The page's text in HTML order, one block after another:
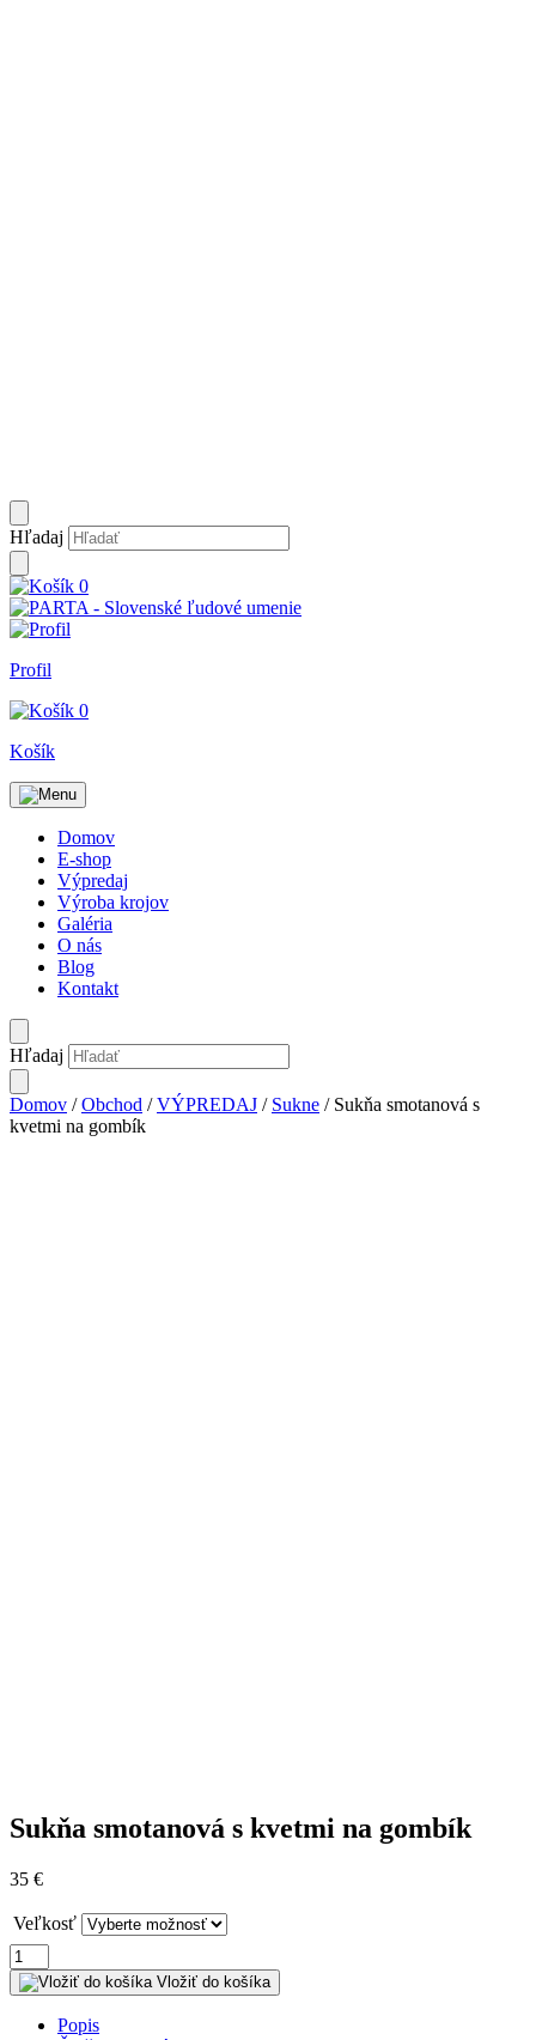
Hľadaj
0
Profil
0
Košík
Domov
E-shop
Výpredaj
Výroba krojov
Galéria
O nás
Blog
Kontakt
Hľadaj
Domov /Obchod /VÝPREDAJ / Sukne / Sukňa smotanová s
kvetmi na gombík
Sukňa smotanová s kvetmi na gombík
35 €
Veľkosť
množstvo
Sukňa
smotanová
Vložiť do košíka
Popis